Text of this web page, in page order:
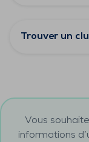
Trouver un
Vous
informations